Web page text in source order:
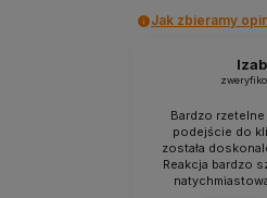
Jak zbieramy
Bardzo
podejście do
została
Reakcja bardzo